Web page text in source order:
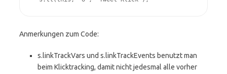
Anmerkungen zum Code:
s.linkTrackVars und s.linkTrackEvents benutzt man
beim Klicktracking, damit nicht jedesmal alle vorher